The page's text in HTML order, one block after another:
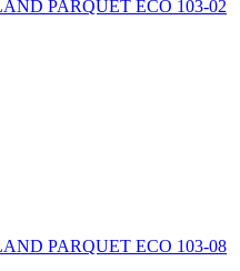
PARQUET ECO 103-02
PARQUET ECO 103-08